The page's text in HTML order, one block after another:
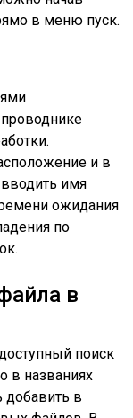
в меню пуск.
и в
имя
ожидания
по
в
поиск
в названиях
добавить в